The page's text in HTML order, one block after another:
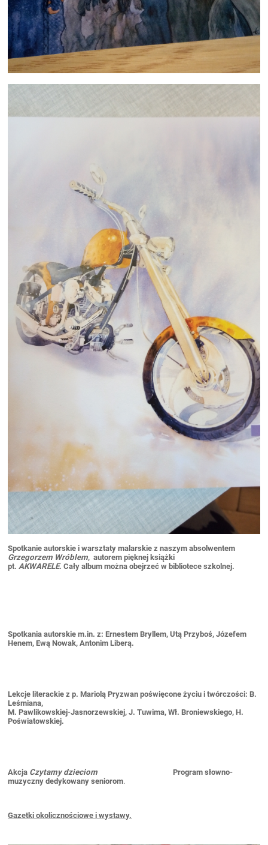
Spotkanie autorskie i warsztaty malarskie z naszym absolwentem
Grzegorzem Wróblem, autorem pięknej książki
pt. AKWARELE.Cały album można obejrzeć w bibliotece szkolnej.
Spotkania autorskie m.in. z: Ernestem Bryllem, Utą Przyboś, Józefem
Henem, Ewą Nowak, Antonim Liberą.
Lekcje literackie z p. Mariolą Pryzwan poświęcone życiu i twórczości: B.
Leśmiana,
M. Pawlikowskiej-Jasnorzewskiej, J. Tuwima, Wł. Broniewskiego, H.
Poświatowskiej.
Akcja Czytamy dzieciom
Program słowno-
muzyczny dedykowany seniorom.
Gazetki okolicznościowe i wystawy.